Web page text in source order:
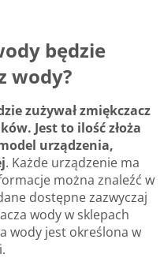
będzie
wody?
zużywał zmiękczacz
Jest to ilość złoża
urządzenia,
. Każde urządzenie ma
można znaleźć w
dostępne zazwyczaj
wody w sklepach
wody jest określona w